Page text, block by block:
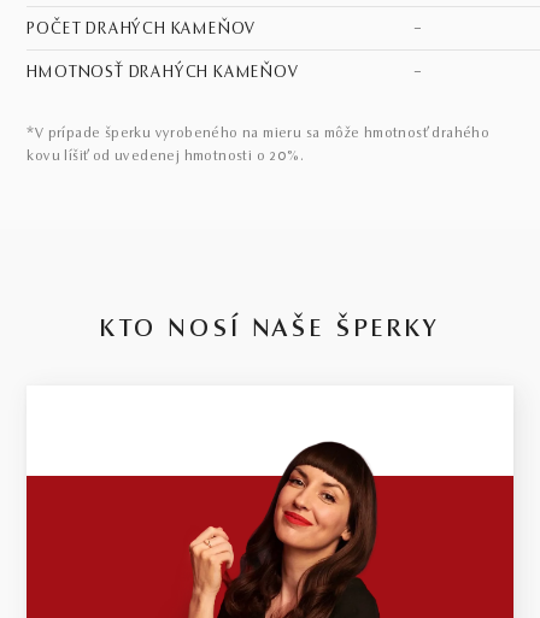
POČET DRAHÝCH KAMEŇOV –
HMOTNOSŤ DRAHÝCH KAMEŇOV –
*V prípade šperku vyrobeného na mieru sa môže hmotnosť drahého
kovu líšiť od uvedenej hmotnosti o 20%.
KTO NOSÍ NAŠE ŠPERKY